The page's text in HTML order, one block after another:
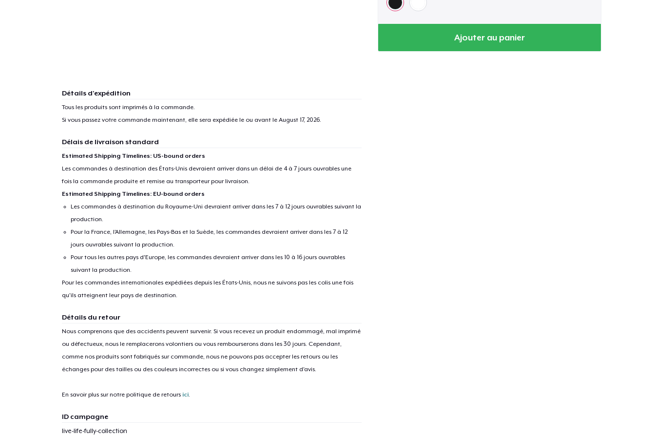
Ajouter au panier
Détails d'expédition
Tous les produits sont imprimés à la commande.
Si vous passez votre commande maintenant, elle sera expédiée le ou avant le August 17, 2026.
Délais de livraison standard
Estimated Shipping Timelines: US-bound orders
Les commandes à destination des États-Unis devraient arriver dans un délai de 4 à 7 jours ouvrables une
fois la commande produite et remise au transporteur pour livraison.
Estimated Shipping Timelines: EU-bound orders
Les commandes à destination du Royaume-Uni devraient arriver dans les 7 à 12 jours ouvrables suivant la
production.
Pour la France, l'Allemagne, les Pays-Bas et la Suède, les commandes devraient arriver dans les 7 à 12
jours ouvrables suivant la production.
Pour tous les autres pays d'Europe, les commandes devraient arriver dans les 10 à 16 jours ouvrables
suivant la production.
Pour les commandes internationales expédiées depuis les États-Unis, nous ne suivons pas les colis une fois
qu'ils atteignent leur pays de destination.
Détails du retour
Nous comprenons que des accidents peuvent survenir. Si vous recevez un produit endommagé, mal imprimé
ou défectueux, nous le remplacerons volontiers ou vous rembourserons dans les 30 jours. Cependant,
comme nos produits sont fabriqués sur commande, nous ne pouvons pas accepter les retours ou les
échanges pour des tailles ou des couleurs incorrectes ou si vous changez simplement d'avis.
En savoir plus sur notre politique de retours ici.
ID campagne
live-life-fully-collection
Procéder à la